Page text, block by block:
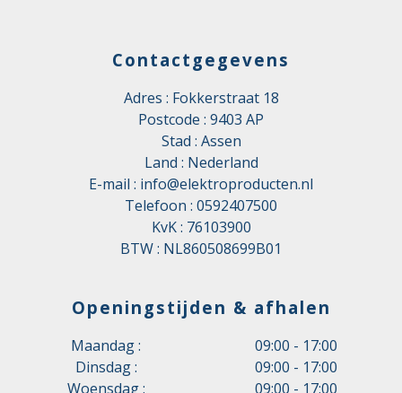
Contactgegevens
Adres : Fokkerstraat 18
Postcode : 9403 AP
Stad : Assen
Land : Nederland
E-mail : info@elektroproducten.nl
Telefoon : 0592407500
KvK : 76103900
BTW : NL860508699B01
Openingstijden & afhalen
Maandag :
09:00 - 17:00
Dinsdag :
09:00 - 17:00
Woensdag :
09:00 - 17:00